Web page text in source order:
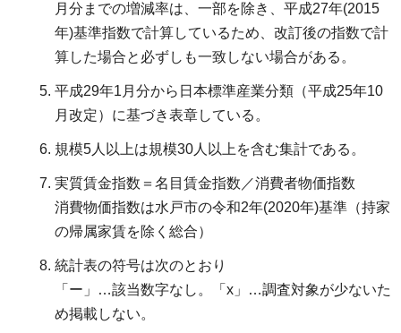
月分までの増減率は、一部を除き、平成27年(2015
年)基準指数で計算しているため、改訂後の指数で計
算した場合と必ずしも一致しない場合がある。
平成29年1月分から日本標準産業分類（平成25年10
月改定）に基づき表章している。
規模5人以上は規模30人以上を含む集計である。
実質賃金指数＝名目賃金指数／消費者物価指数
消費物価指数は水戸市の令和2年(2020年)基準（持家
の帰属家賃を除く総合）
統計表の符号は次のとおり
「ー」…該当数字なし。「x」…調査対象が少ないた
め掲載しない。